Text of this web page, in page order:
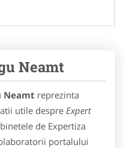
Neamt
Neamt reprezinta
utile despre Expert
de Expertiza
portalului